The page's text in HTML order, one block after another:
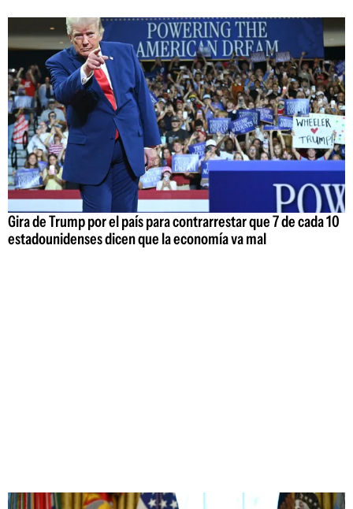
Gira de Trump por el país para contrarrestar que 7 de cada 10
estadounidenses dicen que la economía va mal